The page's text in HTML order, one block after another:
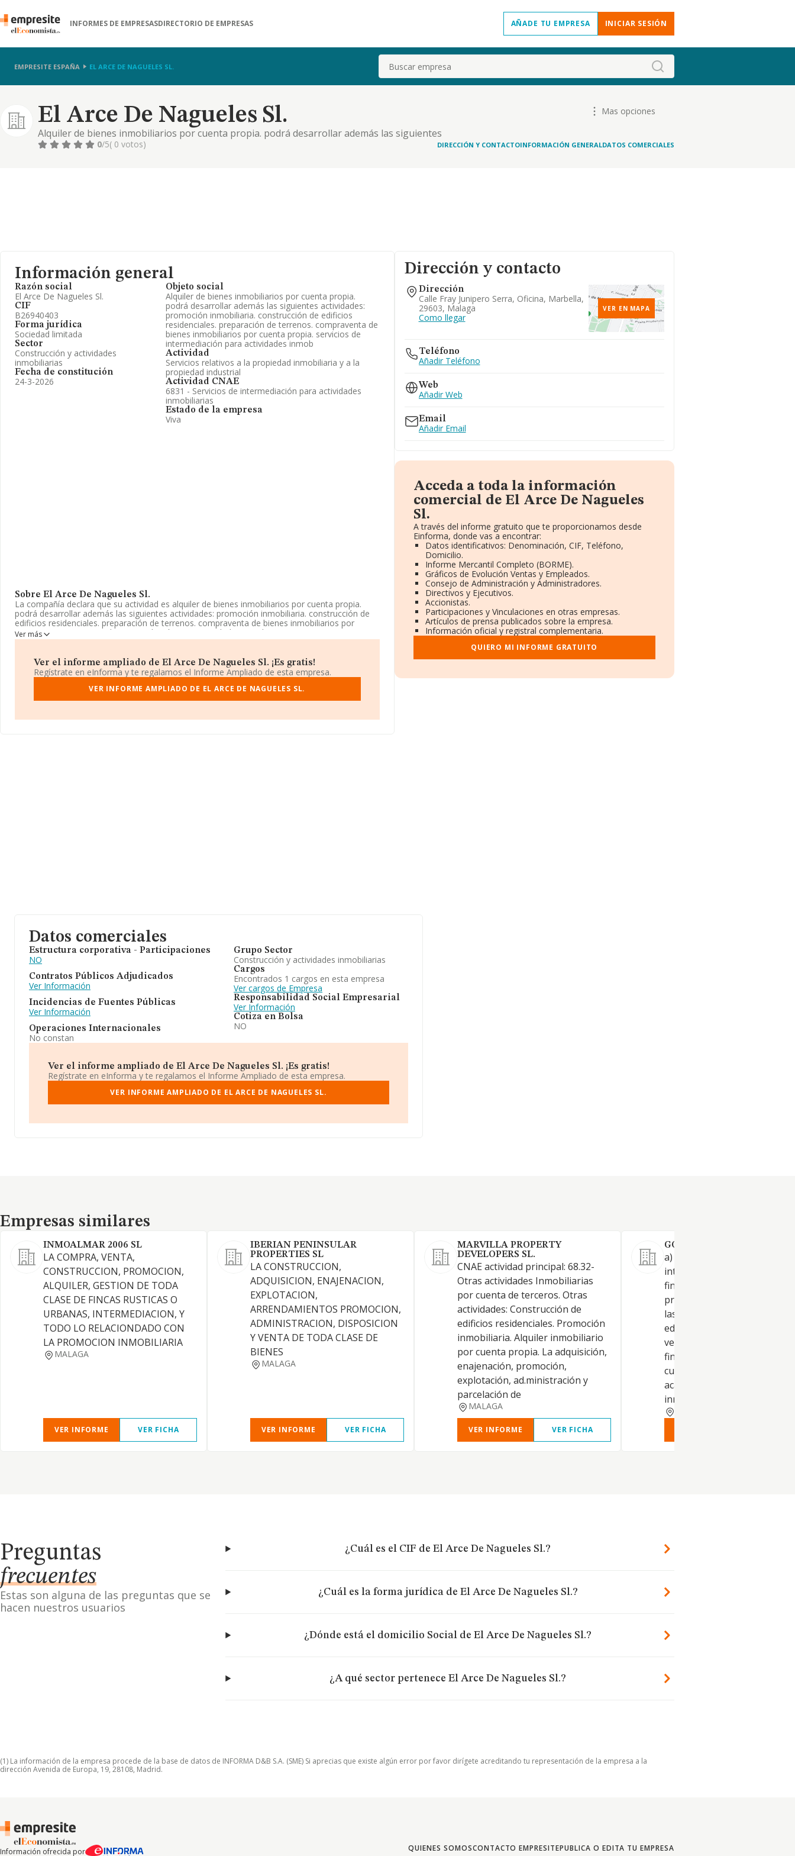
INFORMES DE EMPRESASDIRECTORIO DE EMPRESAS AÑADE TU EMPRESA INICIAR SESIÓN
EMPRESITE ESPAÑA EL ARCE DE NAGUELES SL. Buscar
El Arce De Nagueles Sl.
Alquiler de bienes inmobiliarios por cuenta propia. podrá desarrollar además las siguientes
actividades: promoción inmobiliaria. construcción de edificios residenciales. preparación de terrenos.
Mas opciones
0/5( 0 votos) DIRECCIÓN Y CONTACTOINFORMACIÓN GENERALDATOS COMERCIALES
Información general
Razón social
El Arce De Nagueles Sl.
CIF
B26940403
Forma jurídica
Sociedad limitada
Sector
Construcción y actividades
inmobiliarias
Fecha de constitución
24-3-2026
Objeto social
Alquiler de bienes inmobiliarios por cuenta propia.
podrá desarrollar además las siguientes actividades:
promoción inmobiliaria. construcción de edificios
residenciales. preparación de terrenos. compraventa de
bienes inmobiliarios por cuenta propia. servicios de
intermediación para actividades inmob
Actividad
Servicios relativos a la propiedad inmobiliaria y a la
propiedad industrial
Actividad CNAE
6831 - Servicios de intermediación para actividades
inmobiliarias
Estado de la empresa
Viva
Sobre El Arce De Nagueles Sl.
La compañía declara que su actividad es alquiler de bienes inmobiliarios por cuenta propia.
podrá desarrollar además las siguientes actividades: promoción inmobiliaria. construcción de
edificios residenciales. preparación de terrenos. compraventa de bienes inmobiliarios por
cuenta propia. servicios de intermediación para actividades inmob. La empresa aparece inscrita
en el Registro Mercantil como Sociedad Limitada. Clasifica su actividad CNAE como 'Agentes
exteriores.
La sociedad españolaEl Arce de Nagueles S.L, con número de identificación fiscal
B26940403, se encuentra en Calle Fray Junipero Serra Ed Povisa, Oficina, (29603), Marbella, en
Málaga, Andalucía.
Con los datos a disposición de INFORMA sobre 54.122 empresas pertenecientes al sector, a
Ver más
Ver el informe ampliado de El Arce De Nagueles Sl. ¡Es gratis!
Regístrate en eInforma y te regalamos el Informe Ampliado de esta empresa.
VER INFORME AMPLIADO DE EL ARCE DE NAGUELES SL.
Dirección y contacto
Dirección
Calle Fray Junipero Serra, Oficina, Marbella,
29603, Malaga
Como llegar
VER EN MAPA
Teléfono
Añadir Teléfono
Web
Añadir Web
Email
Añadir Email
Acceda a toda la información
comercial de El Arce De Nagueles
Sl.
A través del informe gratuito que te proporcionamos desde
Einforma, donde vas a encontrar:
Datos identificativos: Denominación, CIF, Teléfono,
Domicilio.
Informe Mercantil Completo (BORME).
Gráficos de Evolución Ventas y Empleados.
Consejo de Administración y Administradores.
Directivos y Ejecutivos.
Accionistas.
Participaciones y Vinculaciones en otras empresas.
Artículos de prensa publicados sobre la empresa.
Información oficial y registral complementaria.
QUIERO MI INFORME GRATUITO
Datos comerciales
Estructura corporativa - Participaciones
NO
Contratos Públicos Adjudicados
Ver Información
Incidencias de Fuentes Públicas
Ver Información
Operaciones Internacionales
No constan
Grupo Sector
Construcción y actividades inmobiliarias
Cargos
Encontrados 1 cargos en esta empresa
Ver cargos de Empresa
Responsabilidad Social Empresarial
Ver Información
Cotiza en Bolsa
NO
Ver el informe ampliado de El Arce De Nagueles Sl. ¡Es gratis!
Regístrate en eInforma y te regalamos el Informe Ampliado de esta empresa.
VER INFORME AMPLIADO DE EL ARCE DE NAGUELES SL.
Empresas similares
Empresas similares
INMOALMAR 2006 SL
LA COMPRA, VENTA,
CONSTRUCCION, PROMOCION,
ALQUILER, GESTION DE TODA
CLASE DE FINCAS RUSTICAS O
URBANAS, INTERMEDIACION, Y
TODO LO RELACIONDADO CON
LA PROMOCION INMOBILIARIA
MALAGA
VER INFORME VER FICHA
IBERIAN PENINSULAR
PROPERTIES SL
LA CONSTRUCCION,
ADQUISICION, ENAJENACION,
EXPLOTACION,
ARRENDAMIENTOS PROMOCION,
ADMINISTRACION, DISPOSICION
Y VENTA DE TODA CLASE DE
BIENES
MALAGA
VER INFORME VER FICHA
MARVILLA PROPERTY
DEVELOPERS SL.
CNAE actividad principal: 68.32-
Otras actividades Inmobiliarias
por cuenta de terceros. Otras
actividades: Construcción de
edificios residenciales. Promoción
inmobiliaria. Alquiler inmobiliario
por cuenta propia. La adquisición,
enajenación, promoción,
explotación, ad.ministración y
parcelación de
MALAGA
VER INFORME VER FICHA
GODOY SISTERS SL.
a) La compraventa e
intermediación de toda clase
fincas rústicas y urbanas, la
promoción y construcción
las mismas de toda clase de
edificaciones, su
venta o arrendamiento no
financiero. Instalaciones de
cualquier naturaleza,
acabado de todo tipo de
inmuebles, a
Preguntas
frecuentes
Estas son alguna de las preguntas que se
hacen nuestros usuarios
¿Cuál es el CIF de El Arce De Nagueles Sl.?
¿Cuál es la forma jurídica de El Arce De Nagueles Sl.?
¿Dónde está el domicilio Social de El Arce De Nagueles Sl.?
¿A qué sector pertenece El Arce De Nagueles Sl.?
(1) La información de la empresa procede de la base de datos de INFORMA D&B S.A. (SME) Si aprecias que existe algún error por favor dirígete acreditando tu representación de la empresa a la
dirección Avenida de Europa, 19, 28108, Madrid.
Información ofrecida por QUIENES SOMOSCONTACTO EMPRESITEPUBLICA O EDITA TU EMPRESA